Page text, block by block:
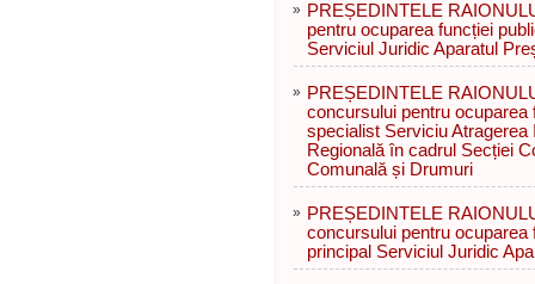
» PREȘEDINTELE
pentru ocuparea funcției
Serviciul Juridic Aparatul
» PREȘEDINTELE
concursului pentru
specialist Serviciu
Regională în cadrul Secției
Comunală și Drumuri
» PREȘEDINTELE
concursului pentru
principal Serviciul Juridic